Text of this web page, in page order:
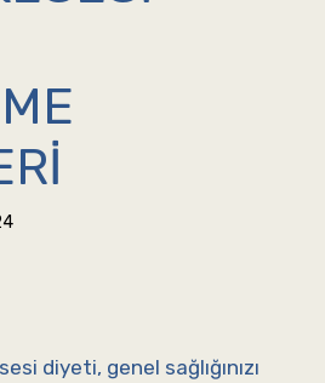
diyeti, genel sağlığınızı